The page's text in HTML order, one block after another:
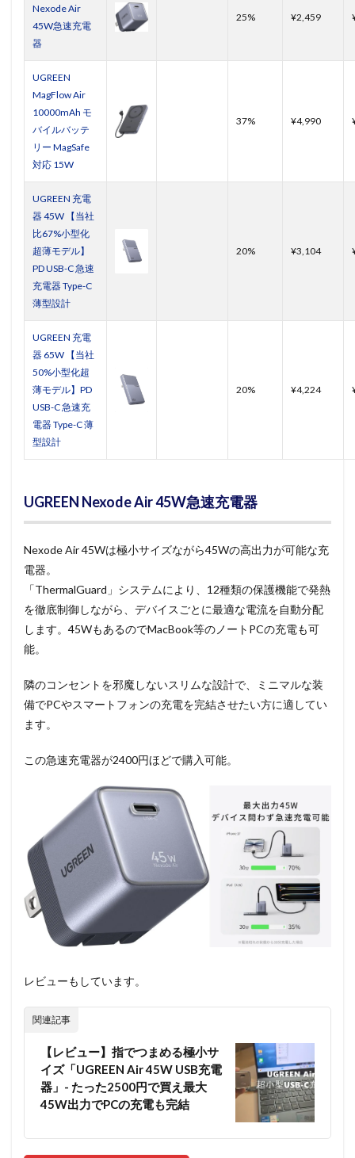
Nexode Air
45W急速充電
器
25% ¥2,459
UGREEN
MagFlow Air
10000mAh モ
バイルバッテ
リー MagSafe
対応 15W
37% ¥4,990
UGREEN 充電
器 45W 【当社
比67%小型化
超薄モデル】
PD USB-C 急速
充電器 Type-C
薄型設計
20% ¥3,104
UGREEN 充電
器 65W 【当社
50%小型化超
薄モデル】PD
USB-C 急速充
電器 Type-C 薄
型設計
20% ¥4,224
UGREEN Nexode Air 45W急速充電器
Nexode Air 45Wは極小サイズながら45Wの高出力が可能な充
電器。
「ThermalGuard」システムにより、12種類の保護機能で発熱
を徹底制御しながら、デバイスごとに最適な電流を自動分配
します。45WもあるのでMacBook等のノートPCの充電も可
能。
隣のコンセントを邪魔しないスリムな設計で、ミニマルな装
備でPCやスマートフォンの充電を完結させたい方に適してい
ます。
この急速充電器が2400円ほどで購入可能。
レビューもしています。
関連記事
【レビュー】指でつまめる極小サ
イズ「UGREEN Air 45W USB充電
器」- たった2500円で買え最大
45W出力でPCの充電も完結